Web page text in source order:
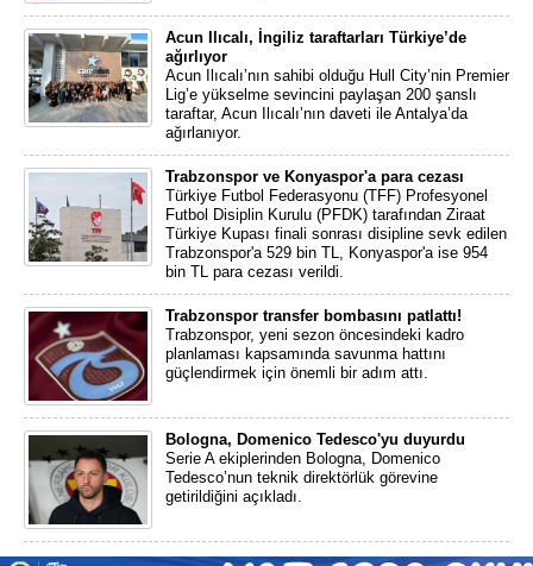
Acun Ilıcalı, İngiliz taraftarları Türkiye’de
ağırlıyor
Acun Ilıcalı’nın sahibi olduğu Hull City’nin Premier
Lig’e yükselme sevincini paylaşan 200 şanslı
taraftar, Acun Ilıcalı’nın daveti ile Antalya’da
ağırlanıyor.
Trabzonspor ve Konyaspor'a para cezası
Türkiye Futbol Federasyonu (TFF) Profesyonel
Futbol Disiplin Kurulu (PFDK) tarafından Ziraat
Türkiye Kupası finali sonrası disipline sevk edilen
Trabzonspor'a 529 bin TL, Konyaspor'a ise 954
bin TL para cezası verildi.
Trabzonspor transfer bombasını patlattı!
Trabzonspor, yeni sezon öncesindeki kadro
planlaması kapsamında savunma hattını
güçlendirmek için önemli bir adım attı.
Bologna, Domenico Tedesco'yu duyurdu
Serie A ekiplerinden Bologna, Domenico
Tedesco’nun teknik direktörlük görevine
getirildiğini açıkladı.